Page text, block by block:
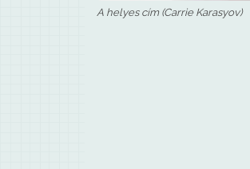
A helyes cím (Carrie Karasyov)